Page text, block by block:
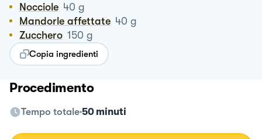
Nocciole 40 g
Mandorle affettate 40 g
Zucchero 150 g
Copia ingredienti
Procedimento
Tempo totale 50 minuti